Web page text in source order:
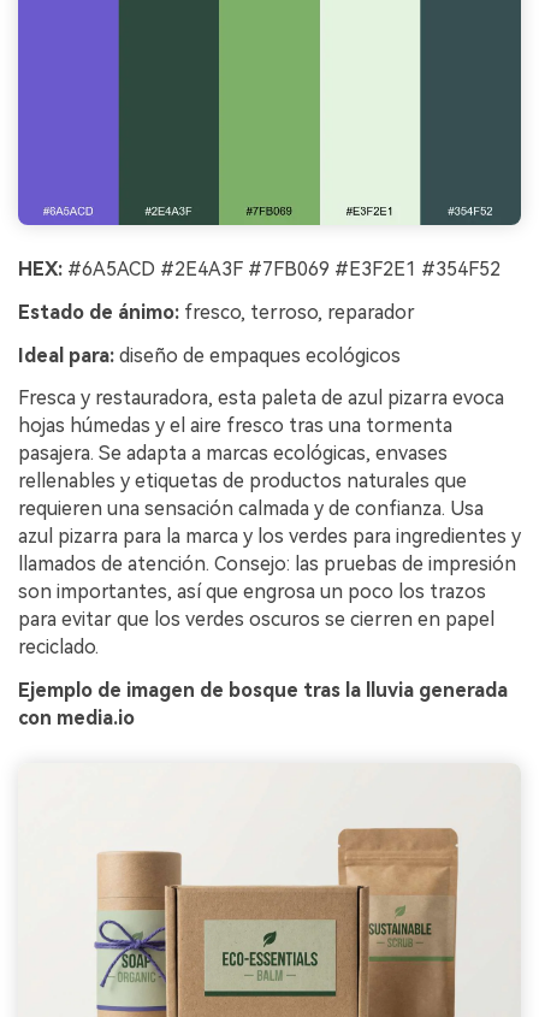
HEX: #6A5ACD #2E4A3F #7FB069 #E3F2E1 #354F52
Estado de ánimo: fresco, terroso, reparador
Ideal para: diseño de empaques ecológicos
Fresca y restauradora, esta paleta de azul pizarra evoca
hojas húmedas y el aire fresco tras una tormenta
pasajera. Se adapta a marcas ecológicas, envases
rellenables y etiquetas de productos naturales que
requieren una sensación calmada y de confianza. Usa
azul pizarra para la marca y los verdes para ingredientes y
llamados de atención. Consejo: las pruebas de impresión
son importantes, así que engrosa un poco los trazos
para evitar que los verdes oscuros se cierren en papel
reciclado.
Ejemplo de imagen de bosque tras la lluvia generada
con media.io